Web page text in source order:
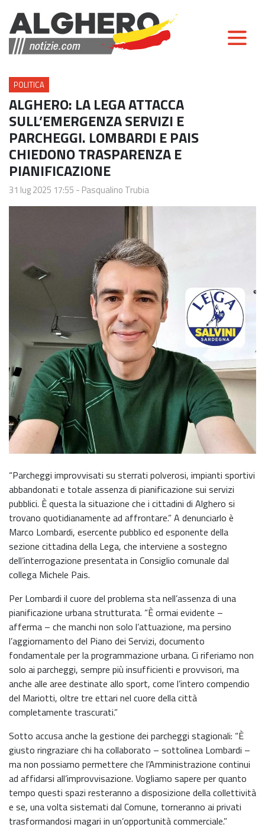
POLITICA
ALGHERO: LA LEGA ATTACCA
SULL’EMERGENZA SERVIZI E
PARCHEGGI. LOMBARDI E PAIS
CHIEDONO TRASPARENZA E
PIANIFICAZIONE
31 lug 2025 17:55 - Pasqualino Trubia
“Parcheggi improvvisati su sterrati polverosi, impianti sportivi
abbandonati e totale assenza di pianificazione sui servizi
pubblici. È questa la situazione che i cittadini di Alghero si
trovano quotidianamente ad affrontare.” A denunciarlo è
Marco Lombardi, esercente pubblico ed esponente della
sezione cittadina della Lega, che interviene a sostegno
dell’interrogazione presentata in Consiglio comunale dal
collega Michele Pais.
Per Lombardi il cuore del problema sta nell’assenza di una
pianificazione urbana strutturata. “È ormai evidente –
afferma – che manchi non solo l’attuazione, ma persino
l’aggiornamento del Piano dei Servizi, documento
fondamentale per la programmazione urbana. Ci riferiamo non
solo ai parcheggi, sempre più insufficienti e provvisori, ma
anche alle aree destinate allo sport, come l’intero compendio
del Mariotti, oltre tre ettari nel cuore della città
completamente trascurati.”
Sotto accusa anche la gestione dei parcheggi stagionali: “È
giusto ringraziare chi ha collaborato – sottolinea Lombardi –
ma non possiamo permettere che l’Amministrazione continui
ad affidarsi all’improvvisazione. Vogliamo sapere per quanto
tempo questi spazi resteranno a disposizione della collettività
e se, una volta sistemati dal Comune, torneranno ai privati
trasformandosi magari in un’opportunità commerciale.”